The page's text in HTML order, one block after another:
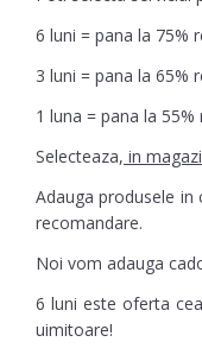
6 luni = pana la 75%
3 luni = pana la 65%
1 luna = pana la 55%
Selecteaza, in
Adauga produsele
recomandare.
Noi vom adauga
6 luni este oferta
uimitoare!